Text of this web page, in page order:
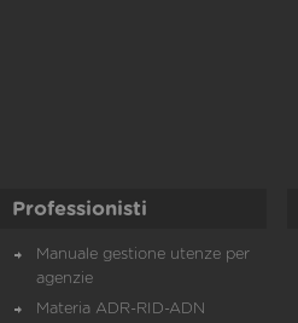
Professionisti
Manuale gestione utenze per
agenzie
Materia ADR-RID-ADN